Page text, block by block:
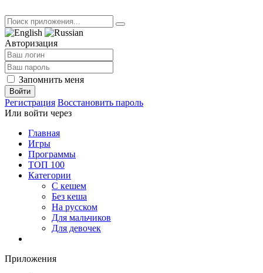
Авторизация
Запомнить меня
Войти
Регистрация Восстановить пароль
Или войти через
Главная
Игры
Программы
ТОП 100
Категории
С кешем
Без кеша
На русском
Для мальчиков
Для девочек
Приложения